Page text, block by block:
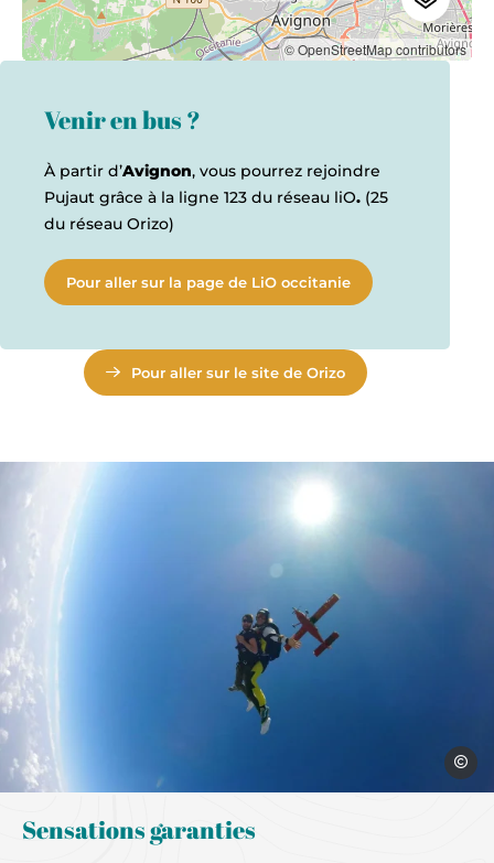
© OpenStreetMap contributors
Venir en bus ?
À partir d’Avignon, vous pourrez rejoindre
Pujaut grâce à la ligne 123 du réseau liO. (25
du réseau Orizo)
Pour aller sur la page de LiO occitanie
Pour aller sur le site de Orizo
pexels
Sensations garanties